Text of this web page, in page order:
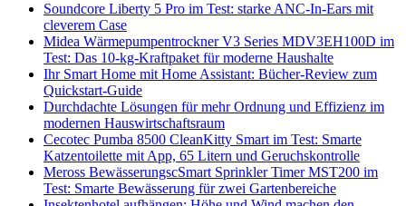
Soundcore Liberty 5 Pro im Test: starke ANC-In-Ears mit
cleverem Case
Midea Wärmepumpentrockner V3 Series MDV3EH100D im
Test: Das 10-kg-Kraftpaket für moderne Haushalte
Ihr Smart Home mit Home Assistant: Bücher-Review zum
Quickstart-Guide
Durchdachte Lösungen für mehr Ordnung und Effizienz im
modernen Hauswirtschaftsraum
Cecotec Pumba 8500 CleanKitty Smart im Test: Smarte
Katzentoilette mit App, 65 Litern und Geruchskontrolle
Meross BewässerungscSmart Sprinkler Timer MST200 im
Test: Smarte Bewässerung für zwei Gartenbereiche